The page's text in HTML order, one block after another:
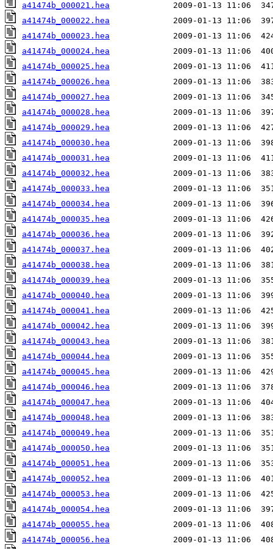
a41474b_000021.hea
a41474b_000022.hea
a41474b_000023.hea
a41474b_000024.hea
a41474b_000025.hea
a41474b_000026.hea
a41474b_000027.hea
a41474b_000028.hea
a41474b_000029.hea
a41474b_000030.hea
a41474b_000031.hea
a41474b_000032.hea
a41474b_000033.hea
a41474b_000034.hea
a41474b_000035.hea
a41474b_000036.hea
a41474b_000037.hea
a41474b_000038.hea
a41474b_000039.hea
a41474b_000040.hea
a41474b_000041.hea
a41474b_000042.hea
a41474b_000043.hea
a41474b_000044.hea
a41474b_000045.hea
a41474b_000046.hea
a41474b_000047.hea
a41474b_000048.hea
a41474b_000049.hea
a41474b_000050.hea
a41474b_000051.hea
a41474b_000052.hea
a41474b_000053.hea
a41474b_000054.hea
a41474b_000055.hea
a41474b_000056.hea